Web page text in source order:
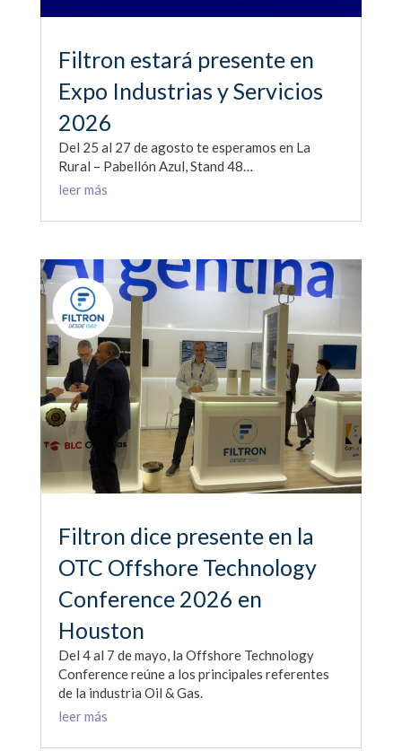
Filtron estará presente en
Expo Industrias y Servicios
2026
Del 25 al 27 de agosto te esperamos en La
Rural – Pabellón Azul, Stand 48…
leer más
Filtron dice presente en la
OTC Offshore Technology
Conference 2026 en
Houston
Del 4 al 7 de mayo, la Offshore Technology
Conference reúne a los principales referentes
de la industria Oil & Gas.
leer más